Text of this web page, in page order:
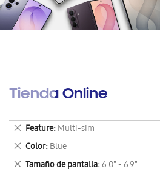
Tienda Online
Feature Multi-sim
Eliminar
este
artículo
Color Blue
Eliminar
este
Tamaño de pantalla 6.0" - 6.9"
Eliminar